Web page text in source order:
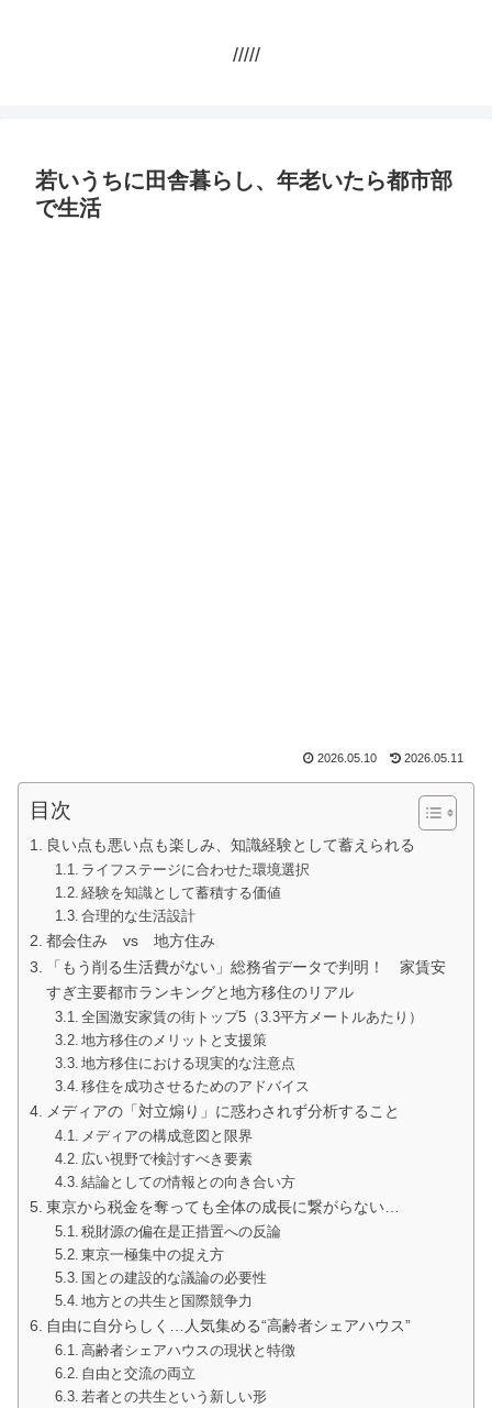
/////
若いうちに田舎暮らし、年老いたら都市部
で生活
2026.05.10 2026.05.11
目次
良い点も悪い点も楽しみ、知識経験として蓄えられる
ライフステージに合わせた環境選択
経験を知識として蓄積する価値
合理的な生活設計
都会住み vs 地方住み
「もう削る生活費がない」総務省データで判明！ 家賃安
すぎ主要都市ランキングと地方移住のリアル
全国激安家賃の街トップ5（3.3平方メートルあたり）
地方移住のメリットと支援策
地方移住における現実的な注意点
移住を成功させるためのアドバイス
メディアの「対立煽り」に惑わされず分析すること
メディアの構成意図と限界
広い視野で検討すべき要素
結論としての情報との向き合い方
東京から税金を奪っても全体の成長に繋がらない…
税財源の偏在是正措置への反論
東京一極集中の捉え方
国との建設的な議論の必要性
地方との共生と国際競争力
自由に自分らしく…人気集める“高齢者シェアハウス”
高齢者シェアハウスの現状と特徴
自由と交流の両立
若者との共生という新しい形